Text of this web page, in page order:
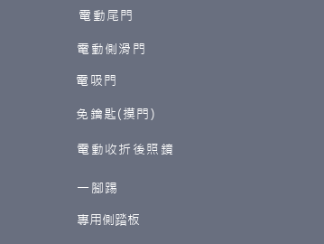
電動尾門
電動側滑門
電吸門
免鑰匙(摸門)
電動收折後照鏡
一腳踢
​專用側踏板